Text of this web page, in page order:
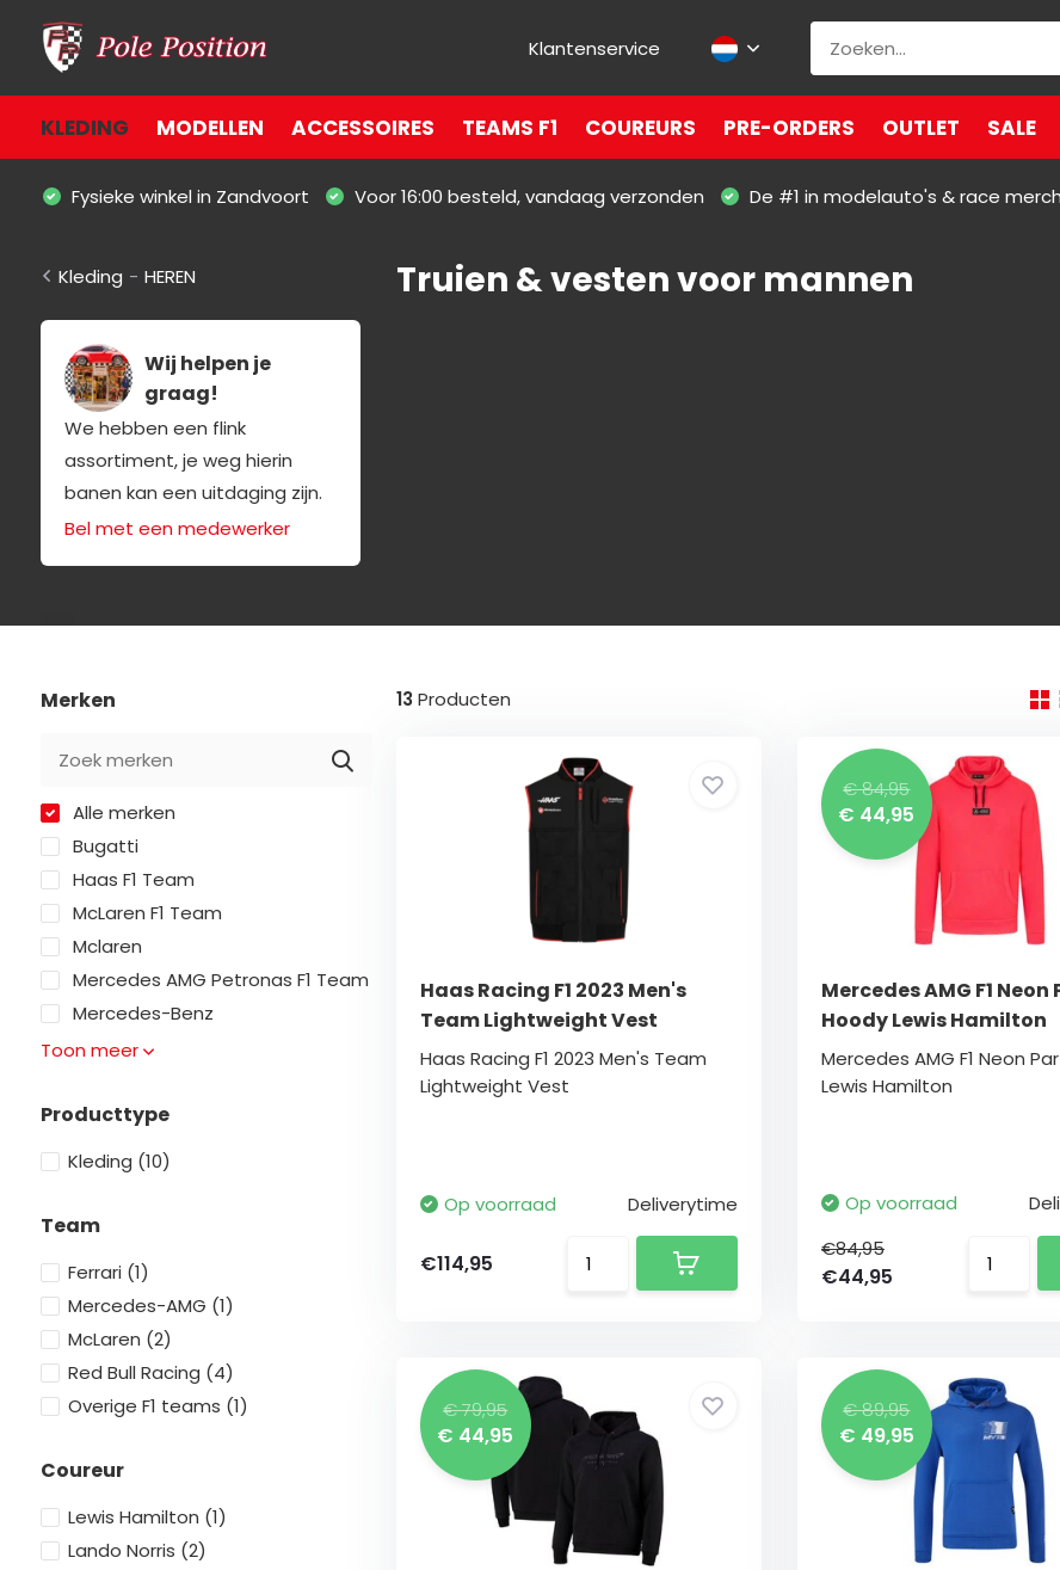
Klantenservice
KLEDING MODELLEN ACCESSOIRES TEAMS F1 COUREURS PRE-ORDERS OUTLET SALE
Fysieke winkel in Zandvoort Voor 16:00 besteld, vandaag verzonden De #1 in modelauto's & race
Kleding - HEREN
Wij helpen je
graag!
We hebben een flink
assortiment, je weg hierin
banen kan een uitdaging zijn.
Bel met een medewerker
Truien & vesten voor mannen
Merken
Alle merken
Bugatti
Haas F1 Team
McLaren F1 Team
Mclaren
Mercedes AMG Petronas F1 Team
Mercedes-Benz
Toon meer
Producttype
Kleding (10)
Team
Ferrari (1)
Mercedes-AMG (1)
McLaren (2)
Red Bull Racing (4)
Overige F1 teams (1)
Coureur
Lewis Hamilton (1)
Lando Norris (2)
13 Producten
Haas Racing F1 2023 Men's
Team Lightweight Vest
Haas Racing F1 2023 Men's Team
Lightweight Vest
Op voorraad Deliverytime
€114,95
€ 84,95
€ 44,95
Mercedes AMG F1 Neon
Hoody Lewis Hamilton
Mercedes AMG F1 Neon
Lewis Hamilton
Op voorraad
€84,95
€44,95
€ 79,95
€ 44,95
€ 89,95
€ 49,95